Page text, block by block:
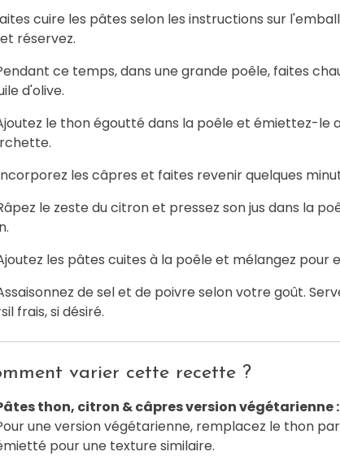
cuire les pâtes selon les instructions sur
réservez.
ce temps, dans une grande poêle, faites
d'olive.
le thon égoutté dans la poêle et émiettez-le
les câpres et faites revenir quelques
le zeste du citron et pressez son jus dans la
les pâtes cuites à la poêle et mélangez pour
de sel et de poivre selon votre goût.
frais, si désiré.
varier cette recette ?
thon, citron & câpres version végétarienne :
une version végétarienne, remplacez le thon
pour une texture similaire.